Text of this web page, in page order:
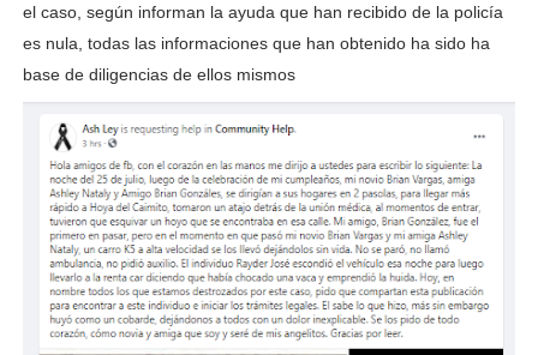
el caso, según informan la ayuda que han recibido de la policía
es nula, todas las informaciones que han obtenido ha sido ha
base de diligencias de ellos mismos